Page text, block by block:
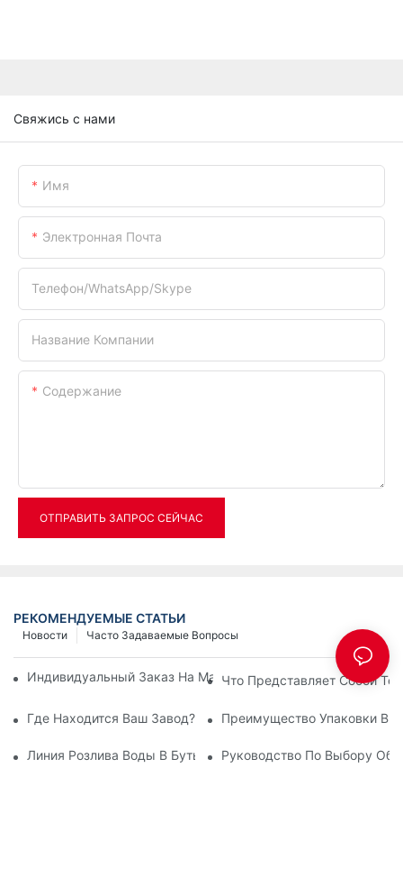
Свяжись с нами
Имя
Электронная Почта
Телефон/WhatsApp/Skype
Название Компании
Содержание
ОТПРАВИТЬ ЗАПРОС СЕЙЧАС
РЕКОМЕНДУЕМЫЕ СТАТЬИ
Часто Задаваемые Вопросы
Новости
Индивидуальный Заказ На Машину Для Выдува ПЭТ-
Что Представляет Собой
Где Находится Ваш Завод? Преимущество Упаковки В
Линия Розлива Воды В Бутылки Производительностью
Руководство По Выбору